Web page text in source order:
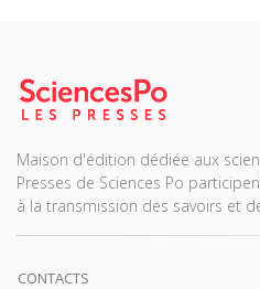
Maison d'édition dédiée aux
Presses de Sciences Po
à la transmission des savoirs et
CONTACTS